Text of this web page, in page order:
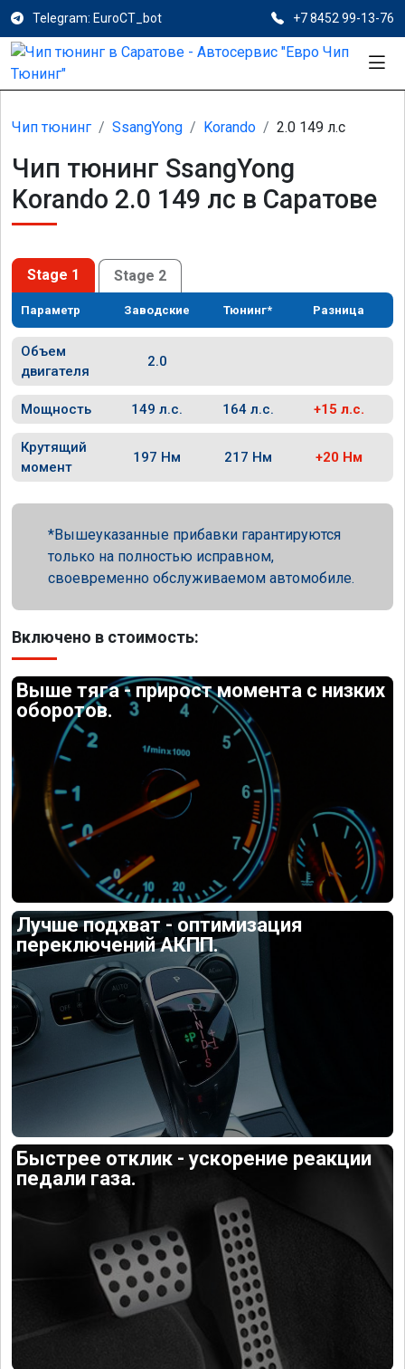
Telegram: EuroCT_bot +7 8452 99-13-76
Чип тюнинг SsangYong Korando 2.0 149 л.с
Чип тюнинг SsangYong
Korando 2.0 149 лс в Саратове
Stage 1 Stage 2
Параметр Заводские Тюнинг* Разница
Объем
двигателя
2.0
Мощность 149 л.с. 164 л.с. +15 л.с.
Крутящий
момент
197 Нм 217 Нм +20 Нм
Вышеуказанные прибавки гарантируются
только на полностью исправном,
своевременно обслуживаемом автомобиле.
Включено в стоимость:
Выше тяга - прирост момента с низких
оборотов.
Лучше подхват - оптимизация
переключений АКПП.
Быстрее отклик - ускорение реакции
педали газа.